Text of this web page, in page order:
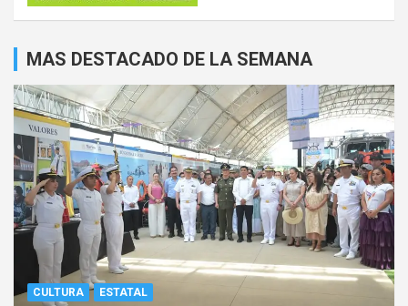
MAS DESTACADO DE LA SEMANA
CULTURA ESTATAL